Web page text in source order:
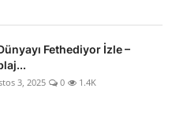
Fethediyor İzle –
3, 2025 0 1.4K